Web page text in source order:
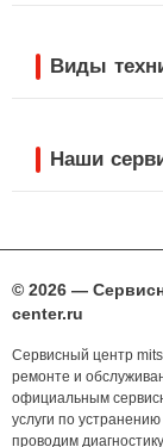
Виды
Наши
© 2026 —
center.ru
Сервисный центр
ремонте и
официальным
услуги по
проводим